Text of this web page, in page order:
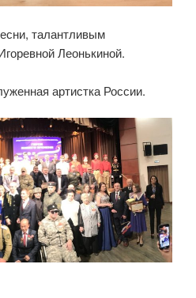
талантливым
Леонькиной.
артистка России.